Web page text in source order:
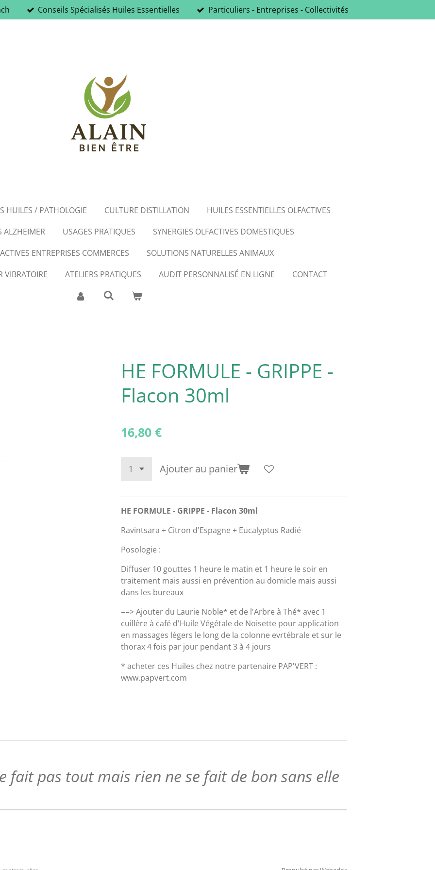
Conseils Spécialisés Huiles Essentielles Particuliers - Entreprises - Collectivités
HUILES / PATHOLOGIE CULTURE DISTILLATION
HUILES ESSENTIELLES OLFACTIVES
ALZHEIMER
USAGES PRATIQUES
SYNERGIES OLFACTIVES DOMESTIQUES
ENTREPRISES COMMERCES
SOLUTIONS NATURELLES ANIMAUX
VIBRATOIRE
ATELIERS PRATIQUES AUDIT PERSONNALISÉ EN LIGNE CONTACT
HE FORMULE - GRIPPE -
Flacon 30ml
16,80 €
Ajouter au panier
HE FORMULE - GRIPPE - Flacon 30ml
Ravintsara + Citron d'Espagne + Eucalyptus Radié
Posologie :
Diffuser 10 gouttes 1 heure le matin et 1 heure le soir en
traitement mais aussi en prévention au domicle mais aussi
dans les bureaux
==> Ajouter du Laurie Noble* et de l'Arbre à Thé* avec 1
cuillère à café d'Huile Végétale de Noisette pour application
en massages légers le long de la colonne evrtébrale et sur le
thorax 4 fois par jour pendant 3 à 4 jours
* acheter ces Huiles chez notre partenaire PAP'VERT :
www.papvert.com
fait pas tout mais rien ne se fait de bon sans elle